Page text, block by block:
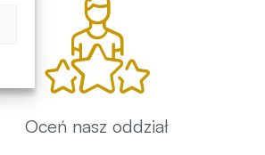
Oceń nasz oddział